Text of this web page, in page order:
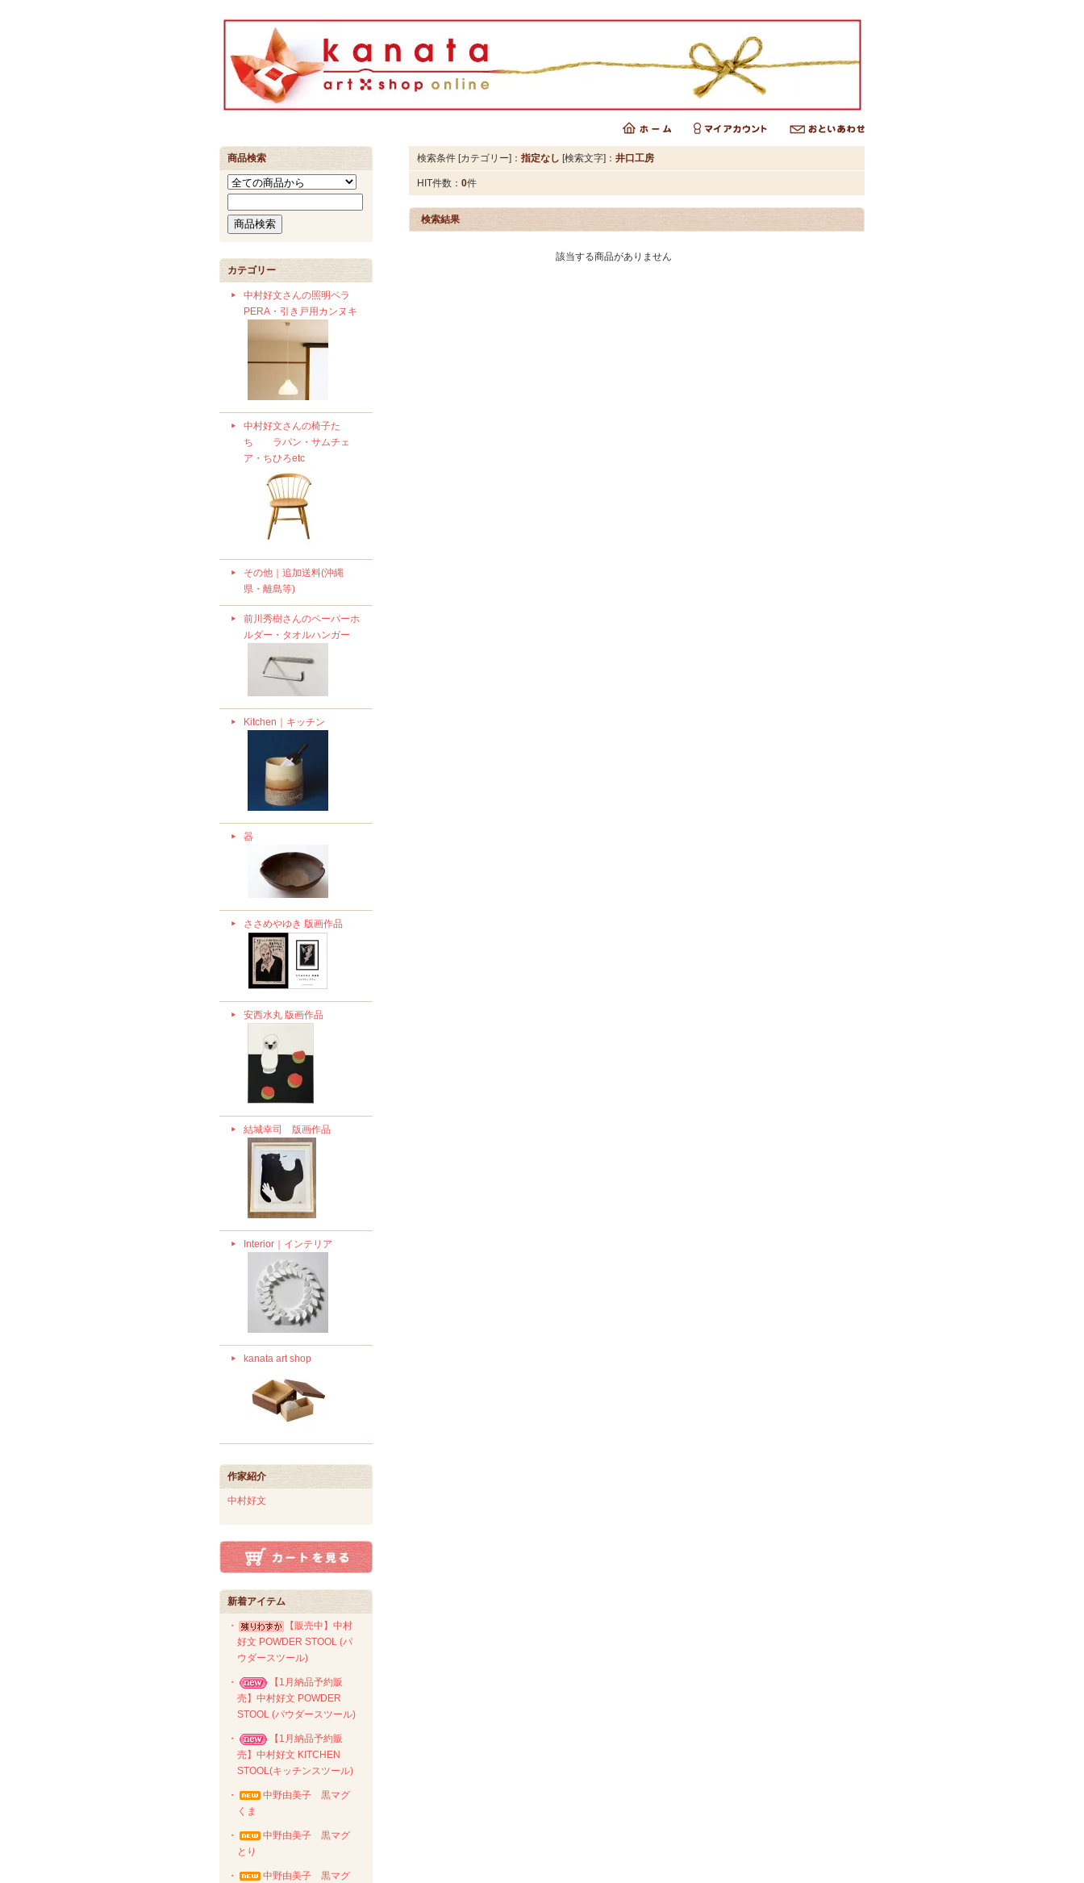
商品検索
カテゴリー
中村好文さんの照明ペラ
PERA・引き戸用カンヌキ
中村好文さんの椅子た
ち ラパン・サムチェ
ア・ちひろetc
その他｜追加送料(沖縄
県・離島等)
前川秀樹さんのペーパーホ
ルダー・タオルハンガー
Kitchen｜キッチン
器
ささめやゆき 版画作品
安西水丸 版画作品
結城幸司 版画作品
Interior｜インテリア
kanata art shop
作家紹介
中村好文
新着アイテム
・
【販売中】中村
好文 POWDER STOOL (パ
ウダースツール)
・
【1月納品予約販
売】中村好文 POWDER
STOOL (パウダースツール)
・
【1月納品予約販
売】中村好文 KITCHEN
STOOL(キッチンスツール)
・
中野由美子 黒マグ
くま
・
中野由美子 黒マグ
とり
・
中野由美子 黒マグ
検索条件 [カテゴリー]： 指定なし [検索文字]： 井口工房
HIT件数： 0件
検索結果
該当する商品がありません